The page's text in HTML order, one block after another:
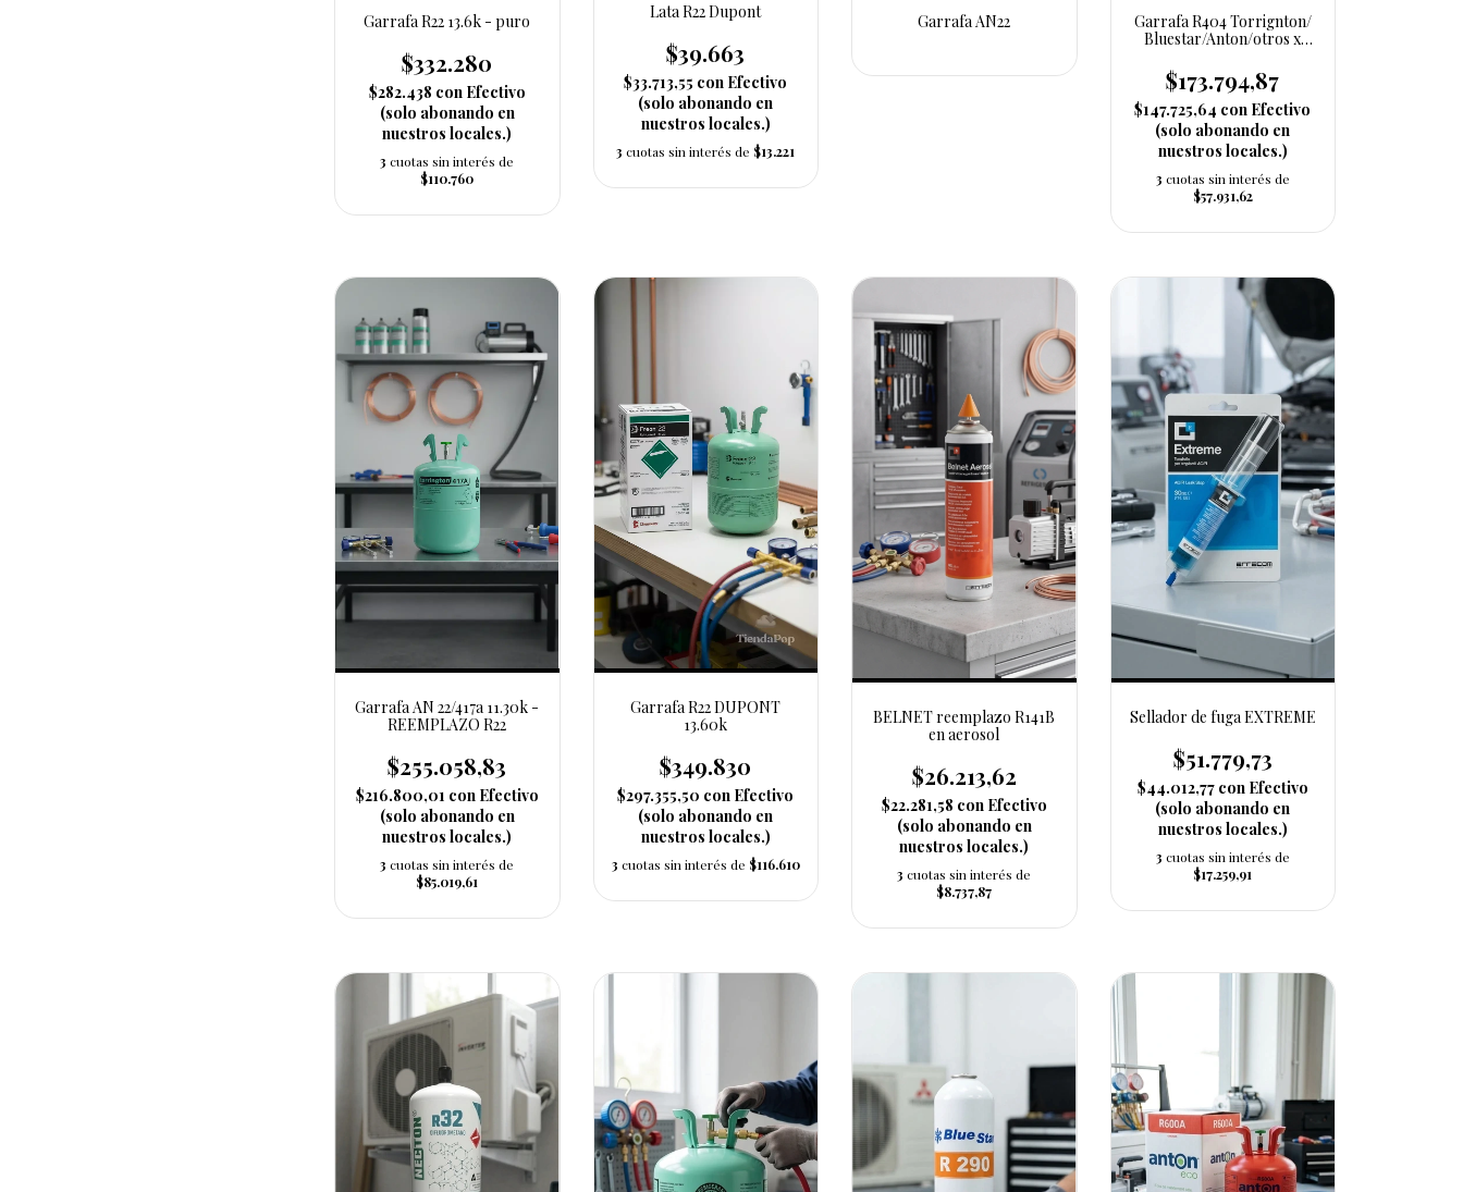
Garrafa R22 13.6k - puro
$332.280
$282.438 con Efectivo
(solo abonando en
nuestros locales.)
3 cuotas sin interés de
$110.760
Lata R22 Dupont
$39.663
$33.713,55 con Efectivo
(solo abonando en
nuestros locales.)
3 cuotas sin interés de $13.221
Garrafa AN22
Garrafa R404 Torrignton/
Bluestar/Anton/otros x
$173.794,87
$147.725,64 con Efectivo
(solo abonando en
nuestros locales.)
3 cuotas sin interés de
$57.931,62
Garrafa AN 22/417a 11.30k -
REEMPLAZO R22
$255.058,83
$216.800,01 con Efectivo
(solo abonando en
nuestros locales.)
3 cuotas sin interés de
$85.019,61
Garrafa R22 DUPONT
13.60k
$349.830
$297.355,50 con Efectivo
(solo abonando en
nuestros locales.)
3 cuotas sin interés de $116.610
BELNET reemplazo R141B
en aerosol
$26.213,62
$22.281,58 con Efectivo
(solo abonando en
nuestros locales.)
3 cuotas sin interés de
$8.737,87
Sellador de fuga EXTREME
$51.779,73
$44.012,77 con Efectivo
(solo abonando en
nuestros locales.)
3 cuotas sin interés de
$17.259,91